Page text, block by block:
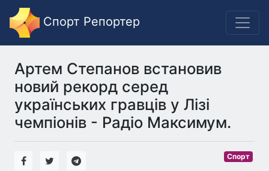
Спорт Репортер
Артем Степанов встановив
новий рекорд серед
українських гравців у Лізі
чемпіонів - Радіо Максимум.
Спорт